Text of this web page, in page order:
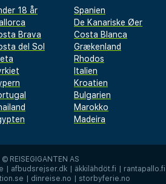
18 år
Spanien
De Kanariske Øer
Brava
Costa Blanca
del Sol
Grækenland
Rhodos
Italien
Kroatien
Bulgarien
Marokko
Madeira
© REISEGIGANTEN AS
afbudsrejser.dk äkkilähdöt.fi
rantapallo.fi
dinreise.no storbyferie.no